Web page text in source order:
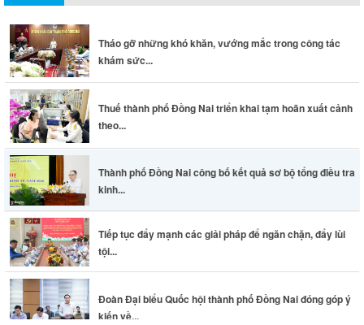
Tháo gỡ những khó khăn, vướng mắc trong công tác
khám sức...
Thuế thành phố Đồng Nai triển khai tạm hoãn xuất cảnh
theo...
Thành phố Đồng Nai công bố kết quả sơ bộ tổng điều tra
kinh...
Tiếp tục đẩy mạnh các giải pháp để ngăn chặn, đẩy lùi
tội...
Đoàn Đại biểu Quốc hội thành phố Đồng Nai đóng góp ý
kiến về...